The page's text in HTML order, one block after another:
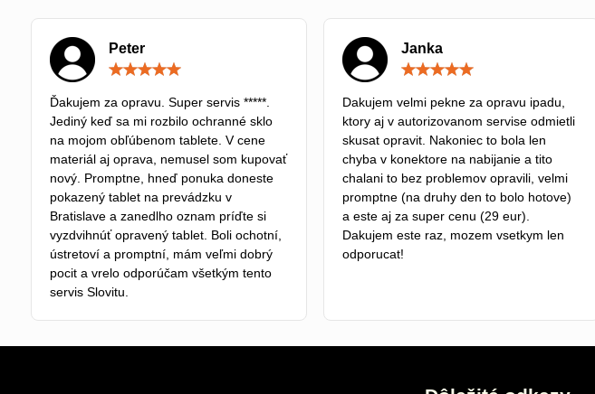
Peter
/
5
Ďakujem za opravu. Super servis *****.
Jediný keď sa mi rozbilo ochranné sklo
na mojom obľúbenom tablete. V cene
materiál aj oprava, nemusel som kupovať
nový. Promptne, hneď ponuka doneste
pokazený tablet na prevádzku v
Bratislave a zanedlho oznam príďte si
vyzdvihnúť opravený tablet. Boli ochotní,
ústretoví a promptní, mám veľmi dobrý
pocit a vrelo odporúčam všetkým tento
servis Slovitu.
Janka
/
5
Dakujem velmi pekne za opravu ipadu,
ktory aj v autorizovanom servise odmietli
skusat opravit. Nakoniec to bola len
chyba v konektore na nabijanie a tito
chalani to bez problemov opravili, velmi
promptne (na druhy den to bolo hotove)
a este aj za super cenu (29 eur).
Dakujem este raz, mozem vsetkym len
odporucat!